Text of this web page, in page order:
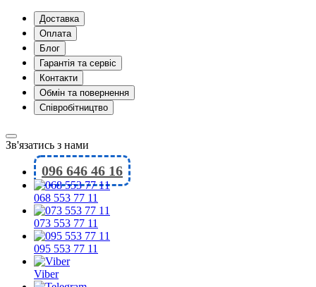
Доставка
Оплата
Блог
Гарантія та сервіс
Контакти
Обмін та повернення
Співробітництво
Зв'язатись з нами
096 646 46 16
068 553 77 11
073 553 77 11
095 553 77 11
Viber